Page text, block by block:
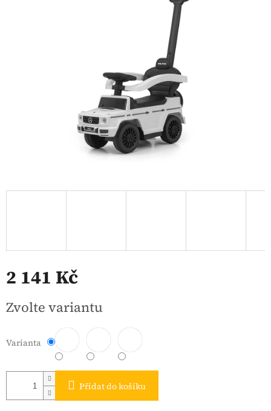
2 141 Kč
cena:
Zvolte variantu
Varianta
Přidat do košíku